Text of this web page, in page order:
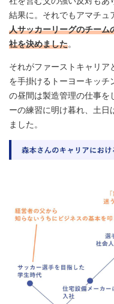
結果に。それでもアマチュ
人サッカーリーグのチーム
社を決めました。
それがファーストキャリア
を手掛けるトーヨーキッチ
の昼間は製造管理の仕事を
ーの練習に明け暮れ、土日
ました。